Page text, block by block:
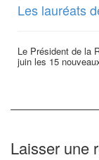
Les lauréats
Le Président de la
juin les 15
Laisser une